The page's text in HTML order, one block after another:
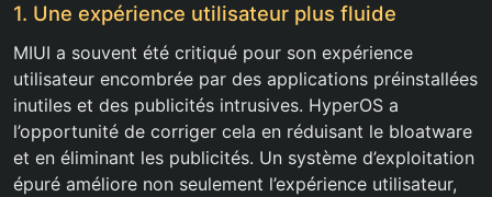
1. Une expérience utilisateur plus fluide
MIUI a souvent été critiqué pour son expérience
utilisateur encombrée par des applications préinstallées
inutiles et des publicités intrusives. HyperOS a
l’opportunité de corriger cela en réduisant le bloatware
et en éliminant les publicités. Un système d’exploitation
épuré améliore non seulement l’expérience utilisateur,